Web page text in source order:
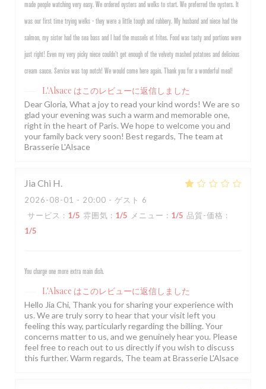
made people watching very easy. We ordered oysters and welks to start. We preferred the oysters. It
was our first time trying welks - they were a little tough and rubbery. My husband and niece had the
salmon, my sister had the sea bass and I had the mussels et frites. Food was tasty and portions were
just right! Even my very picky niece couldn’t get enough of the velvety mashed potatoes and delicious
cream sauce. Service was top notch! We would come here again. Thank you for a wonderful meal!
L'Alsace はこのレビューに返信しました
Dear Gloria, What a joy to read your kind words! We are so
glad your evening was such a warm and memorable one,
right in the heart of Paris. We hope to welcome you and
your family back very soon! Best regards, The team at
Brasserie L'Alsace
Jia Chi H
2026-08-01 - 20:00 - ゲスト 6
サービス : 1/5 雰囲気 : 1/5 メニュー : 1/5 品質-価格 :
1/5
You charge one more extra main dish.
L'Alsace はこのレビューに返信しました
Hello Jia Chi, Thank you for sharing your experience with
us. We are truly sorry to hear that your visit left you
feeling this way, particularly regarding the billing. Your
concerns matter to us, and we genuinely hear you. Please
feel free to reach out to us directly if you wish to discuss
this further. Warm regards, The team at Brasserie L'Alsace